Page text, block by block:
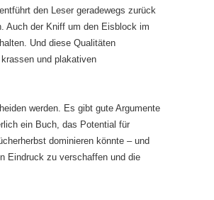
den Leser geradewegs zurück
Auch der Kniff um den Eisblock im
Und diese Qualitäten
und plakativen
werden. Es gibt gute Argumente
ein Buch, das Potential für
dominieren könnte – und
Eindruck zu verschaffen und die